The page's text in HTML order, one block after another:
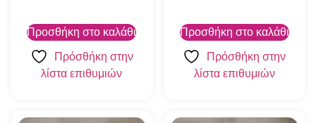
Προσθήκη στο καλάθι
Πρόσθήκη στην
λίστα επιθυμιών
Προσθήκη στο καλάθι
Πρόσθήκη στην
λίστα επιθυμιών